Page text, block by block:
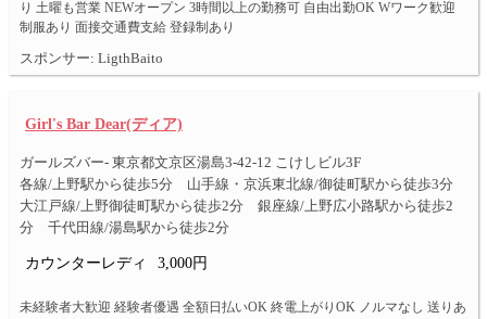
り 土曜も営業 NEWオープン 3時間以上の勤務可 自由出勤OK Wワーク歓迎
制服あり 面接交通費支給 登録制あり
スポンサー: LigthBaito
Girl's Bar Dear(ディア)
ガールズバー- 東京都文京区湯島3-42-12 こけしビル3F
各線/上野駅から徒歩5分 山手線・京浜東北線/御徒町駅から徒歩3分
大江戸線/上野御徒町駅から徒歩2分 銀座線/上野広小路駅から徒歩2
分 千代田線/湯島駅から徒歩2分
カウンターレディ 3,000円
未経験者大歓迎 経験者優遇 全額日払いOK 終電上がりOK ノルマなし 送りあ